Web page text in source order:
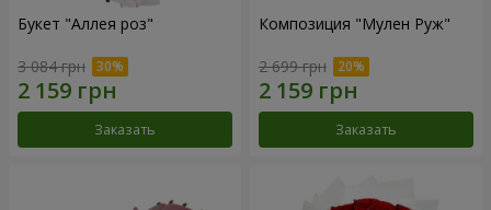
Букет "Аллея роз"
3 084 грн
Заказать
Композиция "Мулен Руж"
2 699 грн
Заказать